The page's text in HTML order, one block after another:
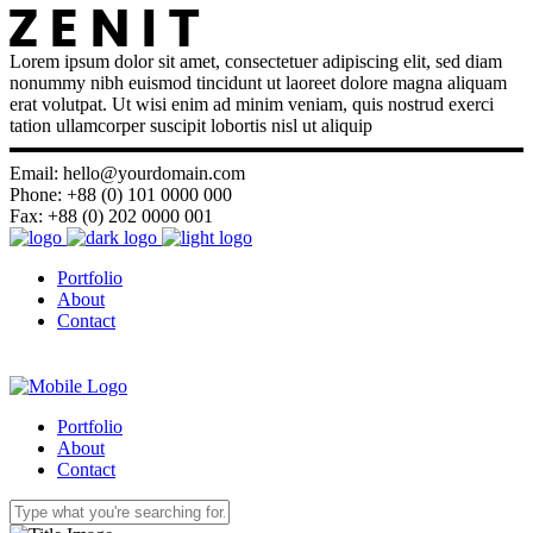
Lorem ipsum dolor sit amet, consectetuer adipiscing elit, sed diam
nonummy nibh euismod tincidunt ut laoreet dolore magna aliquam
erat volutpat. Ut wisi enim ad minim veniam, quis nostrud exerci
tation ullamcorper suscipit lobortis nisl ut aliquip
Email: hello@yourdomain.com
Phone: +88 (0) 101 0000 000
Fax: +88 (0) 202 0000 001
Portfolio
About
Contact
Portfolio
About
Contact